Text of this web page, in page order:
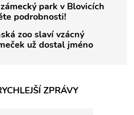
park v Blovicích
podrobnosti!
zoo slaví vzácný
už dostal jméno
ZPRÁVY